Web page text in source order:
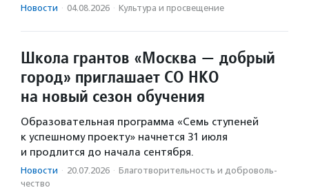
Новости · 04.08.2026 · Культура и просвещение
Школа грантов «Москва — добрый
город» приглашает СО НКО
на новый сезон обучения
Образовательная программа «Семь ступеней
к успешному проекту» начнется 31 июля
и продлится до начала сентября.
Новости · 20.07.2026 · Благотвори­тель­ность и доброволь­
чест­во